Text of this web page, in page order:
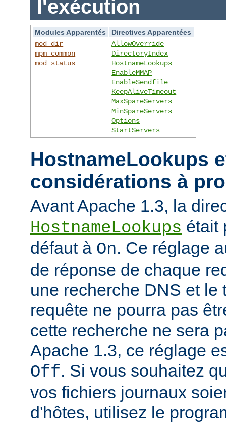
l'exécution
Modules Apparentés
Directives Apparentées
mod_dir
mpm_common
mod_status
AllowOverride
DirectoryIndex
HostnameLookups
EnableMMAP
EnableSendfile
KeepAliveTimeout
MaxSpareServers
MinSpareServers
Options
StartServers
HostnameLookups
considérations à
Avant Apache 1.3, la
HostnameLookups était
défaut à On. Ce réglage
de réponse de chaque
une recherche DNS et le
requête ne pourra pas
cette recherche ne sera
Apache 1.3, ce réglage
Off. Si vous souhaitez
vos fichiers journaux
d'hôtes, utilisez le